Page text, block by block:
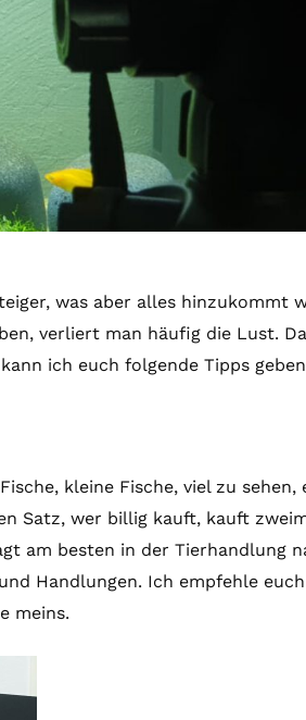
was aber alles hinzukommt
verliert man häufig die Lust.
ich euch folgende Tipps
kleine Fische, viel zu sehen,
Satz, wer billig kauft, kauft
am besten in der Tierhandlung
Handlungen. Ich empfehle
meins.